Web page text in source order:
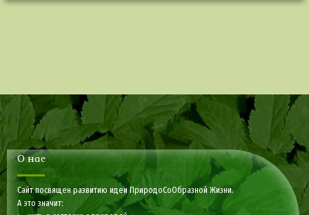
О нас
Сайт посвящен развитию идеи ПриродоСоОбразной Жизни.
А это значит: